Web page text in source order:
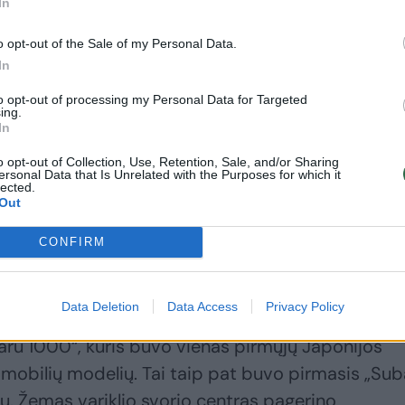
opt-out of the Sale of my Personal Data.
opt-out of processing my Personal Data for Targeted
opt-out of Collection, Use, Retention, Sale, and/or Sharing
Data that Is Unrelated with the Purposes for which it
CONFIRM
Data Deletion Data Access Privacy Policy
nuo sausio:
vyksta su degalų
Company“ neatsitiktinai kreipėsi į „Subaru“
vartomą automobilį. Jau tuo metu „Subaru“
pradininkė, ypač kalbant apie inovatyvius
1971 m. rudenį ir turėjo pakeisti prieš
1000“, kuris buvo vienas pirmųjų Japonijos
modelių. Tai taip pat buvo pirmasis
Žemas variklio svorio centras pagerino